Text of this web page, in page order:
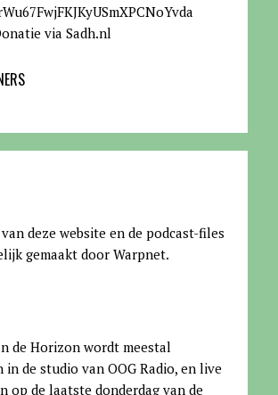
via Sadh.nl
deze website en de podcast-files
gemaakt door Warpnet.
de Horizon wordt meestal
in de studio van OOG Radio, en live
op de laatste donderdag van de